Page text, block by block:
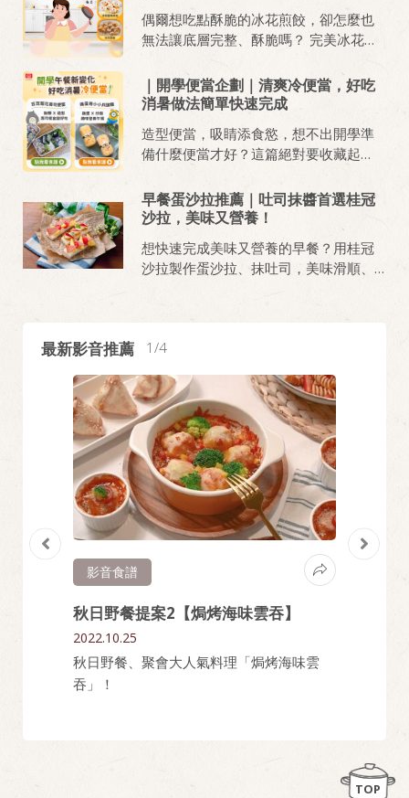
料理《蕃茄肉醬起司腸義大利麵》、
《奶油培根焗蛋義大利麵》、《紅油抄
偶爾想吃點酥脆的冰花煎餃，卻怎麼也
無法讓底層完整、酥脆嗎？ 完美冰花的
一次交給你！ 建議的麵粉＋油＋水比例
為1：1：10，油加或不加都可以唷～ 麵
ok！ 建議使用不沾鍋製作冰花，倒扣時
較容易哦！
｜開學便當企劃｜清爽冷便當，好吃
消暑做法簡單快速完成
造型便當，吸睛添食慾，想不出開學準
備什麼便當才好？這篇絕對要收藏起
早餐蛋沙拉推薦｜吐司抹醬首選桂冠
沙拉，美味又營養！
想快速完成美味又營養的早餐？用桂冠
沙拉製作蛋沙拉、抹吐司，美味滑順、
最新影音推薦 1 4
影音食譜
秋日野餐提案2【焗烤海味雲吞】
2022.10.25
秋日野餐、聚會大人氣料理「焗烤海味雲
吞」！
TOP